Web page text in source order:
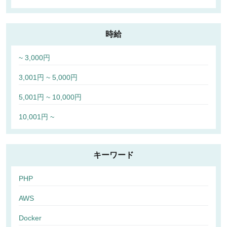
時給
~ 3,000円
3,001円 ~ 5,000円
5,001円 ~ 10,000円
10,001円 ~
キーワード
PHP
AWS
Docker